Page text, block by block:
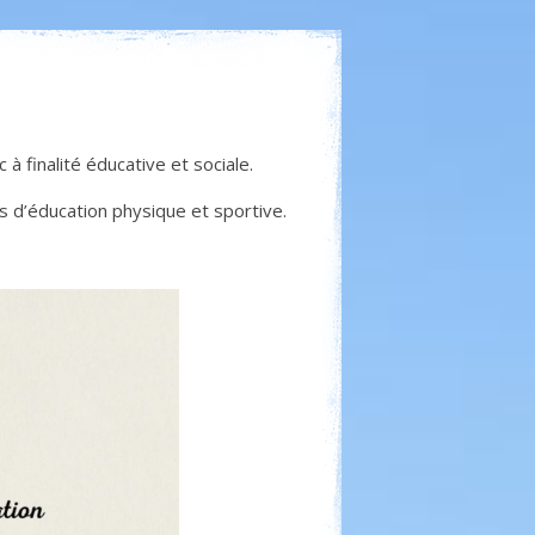
à finalité éducative et sociale.
physique et sportive.